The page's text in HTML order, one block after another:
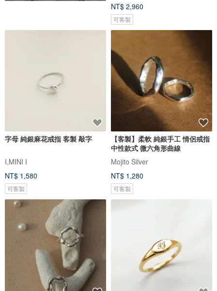
NT$ 2,960
可客製
字母 純銀麻花戒指 客製 敲字
I,MINI I
NT$ 1,580
可客製
【客製】柔軟 純銀手工 情侶戒指
中性款式 微六角形曲線
Mojito Silver
NT$ 1,280
可客製